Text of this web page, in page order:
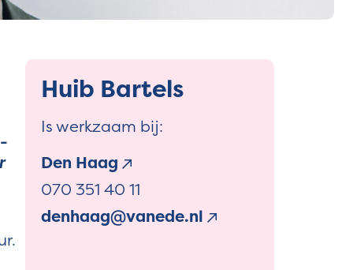
Huib Bartels
Is werkzaam bij:
Den Haag
070 351 40 11
denhaag@vanede.nl